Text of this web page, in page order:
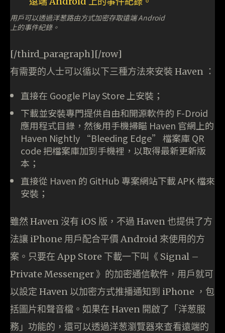
用戶可以透過洋葱路由方式加密存取遠端 Android
上的事件紀錄。
[/third_paragraph][/row]
有需要的人士可以循以下三種方法來安裝 Haven ：
直接在 Google Play Store 上安裝；
下載並安裝專門提供自由和開源軟件的 F-Droid
應用程式目錄，然後用手機掃瞄 Haven 官網上的
Haven Nightly “Bleeding Edge” 檔案庫 QR
code 把檔案庫加到手機裡，以取得最新更新版
本；
直接從 Haven 的 GitHub 專案網站下載 APK 檔來
安裝；
雖然 Haven 沒有 iOS 版，不過 Haven 也提供了方
法讓 iPhone 用戶配合平價 Android 來使用的方
案。只要在 App Store 下載一下叫《 Signal –
Private Messenger 》的加密通信軟件，用戶就可
以設定 Haven 以加密方式推播通知到 iPhone ，包
括圖片和聲音檔。如果在 Haven 開啟了「洋葱服
務」功能的，還可以透過洋葱瀏覽器來查看遠端的